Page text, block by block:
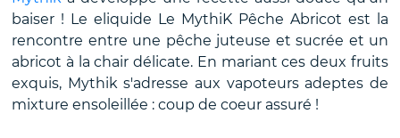
baiser ! Le eliquide Le MythiK Pêche Abricot est la
rencontre entre une pêche juteuse et sucrée et un
abricot à la chair délicate. En mariant ces deux fruits
exquis, Mythik s'adresse aux vapoteurs adeptes de
mixture ensoleillée : coup de coeur assuré !